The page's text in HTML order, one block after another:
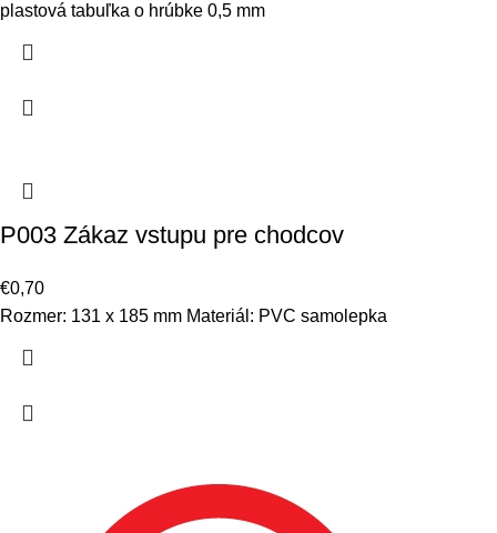
plastová tabuľka o hrúbke 0,5 mm
P003 Zákaz vstupu pre chodcov
€0,70
Rozmer: 131 x 185 mm Materiál: PVC samolepka